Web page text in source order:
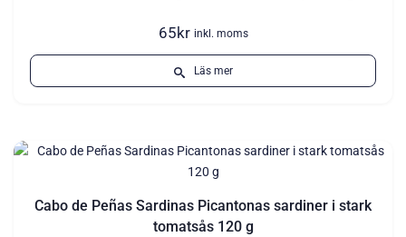
65kr inkl. moms
Läs mer
Cabo de Peñas Sardinas Picantonas sardiner i stark
tomatsås 120 g